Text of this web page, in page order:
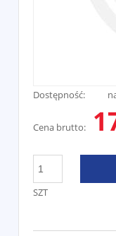
Dostępność:
Cena brutto:
SZT